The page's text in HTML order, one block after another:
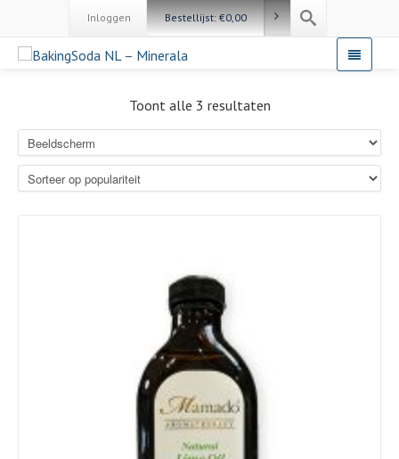
Inloggen Bestellijst:€0,00
Toont alle 3 resultaten
Details